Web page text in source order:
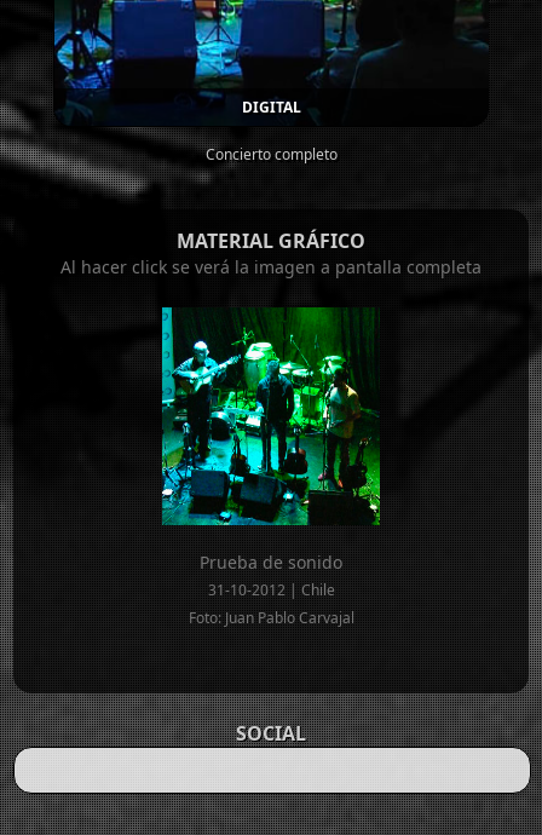
DIGITAL
Concierto completo
MATERIAL GRÁFICO
Al hacer click se verá la imagen a pantalla completa
Prueba de sonido
31-10-2012 | Chile
Foto: Juan Pablo Carvajal
SOCIAL